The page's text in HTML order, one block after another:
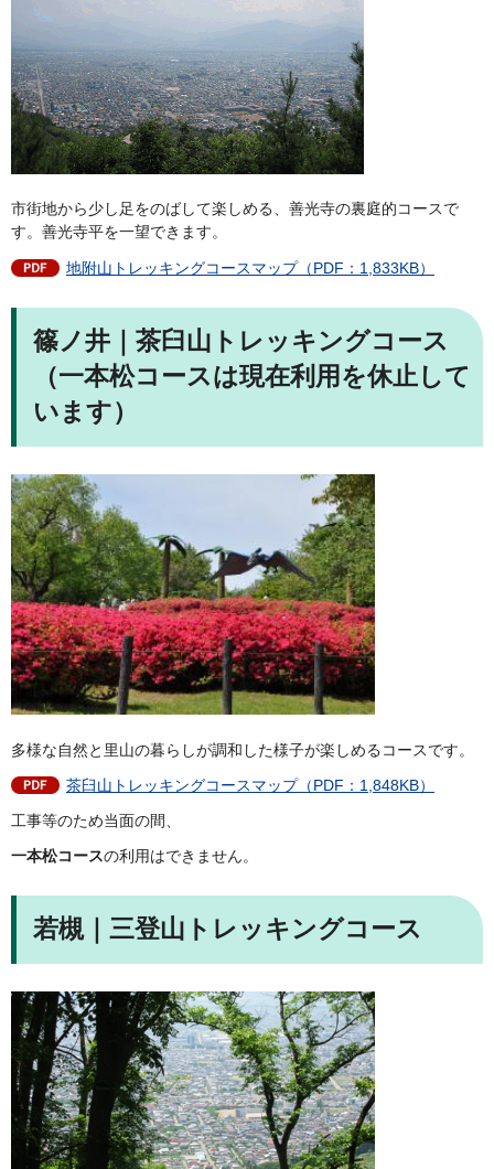
市街地から少し足をのばして楽しめる、善光寺の裏庭的コースで
す。善光寺平を一望できます。
地附山トレッキングコースマップ（PDF：1,833KB）
篠ノ井｜茶臼山トレッキングコース
（一本松コースは現在利用を休止して
います）
多様な自然と里山の暮らしが調和した様子が楽しめるコースです。
茶臼山トレッキングコースマップ（PDF：1,848KB）
工事等のため当面の間、
一本松コースの利用はできません。
若槻｜三登山トレッキングコース